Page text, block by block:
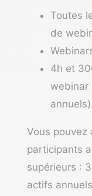
Toutes
de
4h et
webinar
annuels).
Vous pouvez
participants
supérieurs :
actifs